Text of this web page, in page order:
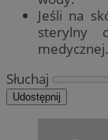
Jeśli na
sterylny
medycznej.
Słuchaj
Udostępnij